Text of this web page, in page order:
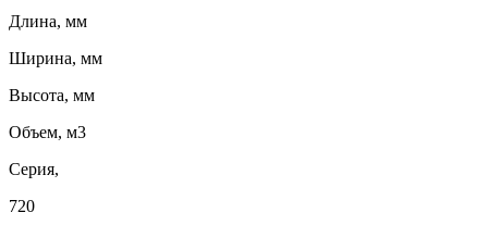
Длина, мм
Ширина, мм
Высота, мм
Объем, м3
Серия,
720